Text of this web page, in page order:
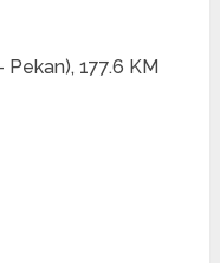
177.6 KM